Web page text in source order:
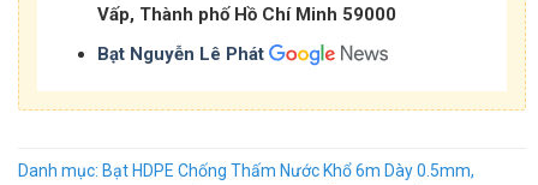
Vấp, Thành phố Hồ Chí Minh 59000
Bạt Nguyễn Lê Phát
Danh mục: Bạt HDPE Chống Thấm Nước Khổ 6m Dày 0.5mm,